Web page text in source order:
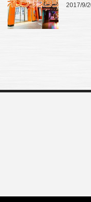
2017/9/